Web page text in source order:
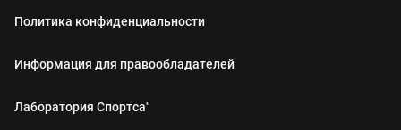
Политика конфиденциальности
Информация для правообладателей
Лаборатория Спортса"